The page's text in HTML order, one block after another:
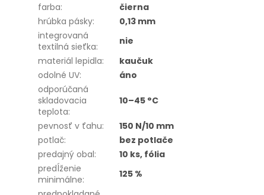
farba:
čierna
hrúbka pásky:
0,13 mm
integrovaná
textilná sieťka:
nie
materiál lepidla:
kaučuk
odolné UV:
áno
odporúčaná
skladovacia
teplota:
10–45 °C
pevnosť v ťahu:
150 N/10 mm
potlač:
bez potlače
predajný obal:
10 ks, fólia
predĺženie
minimálne:
125 %